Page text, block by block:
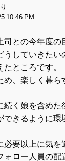
:
10:46 PM
司との今年度の
うしていきたい
ところです。
め、楽しく暮
続く娘を含めた
できるように環
必要以上に気を
ォロー人員の配